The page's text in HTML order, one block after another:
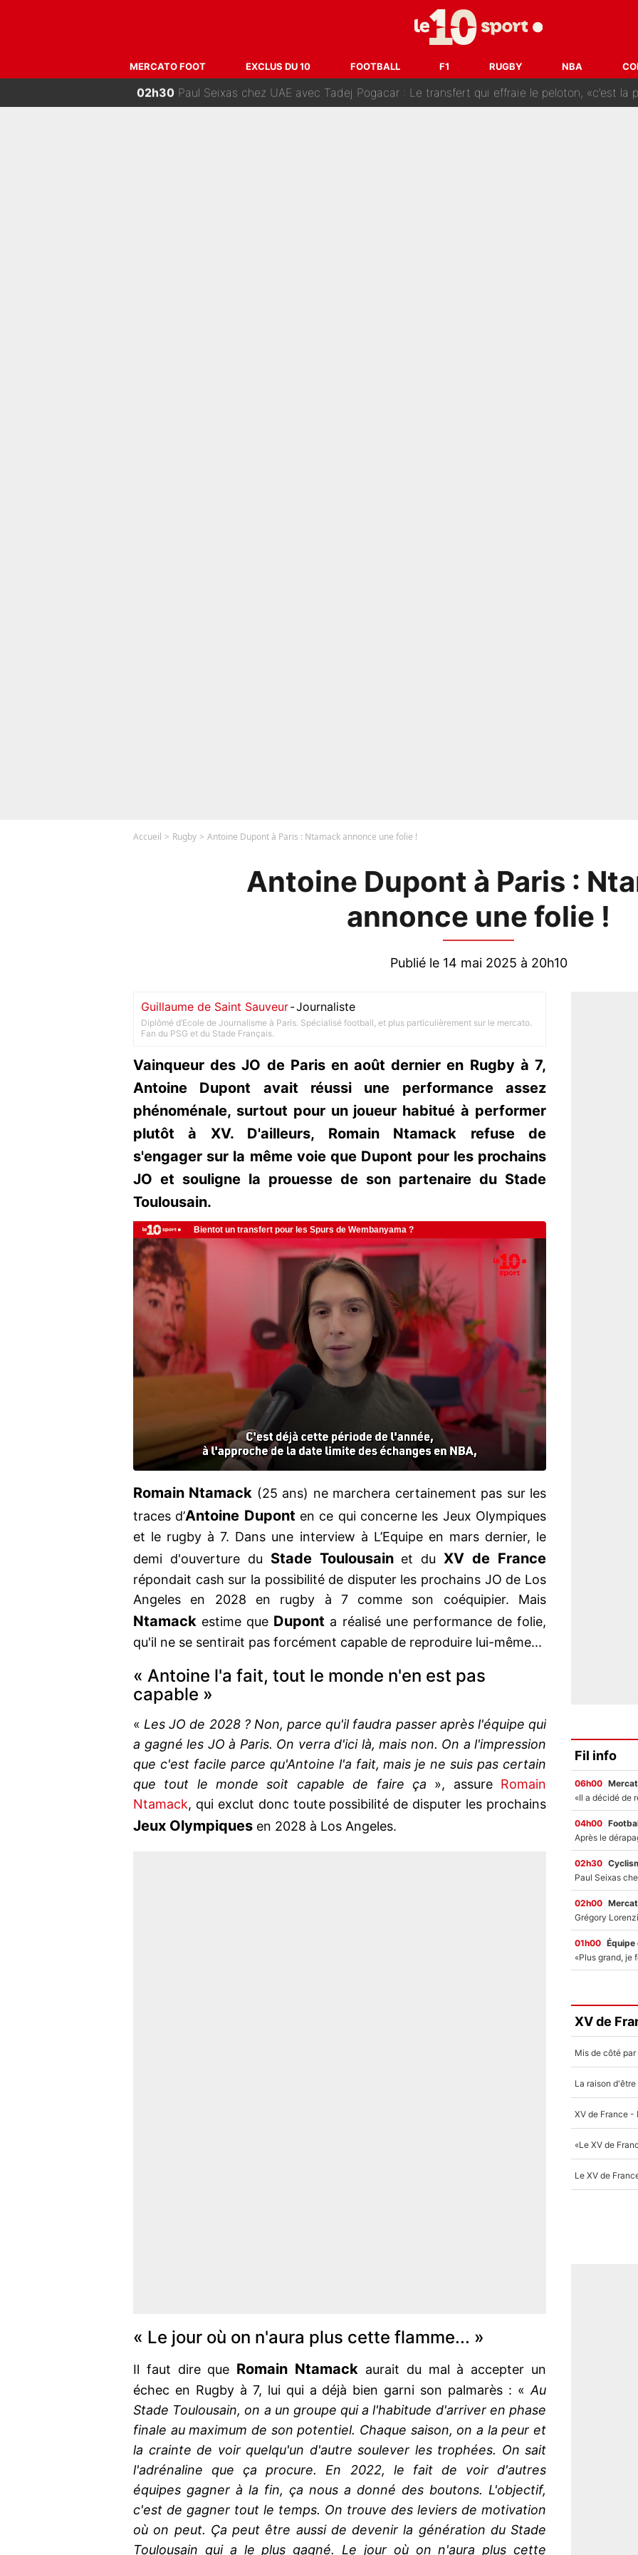
MERCATO FOOT EXCLUS DU 10 FOOTBALL F1 RUGBY NBA
«Il a décidé de rester au PSG» : Les coulisses de la décision de Lucas Chevalier pour
02h30 Paul Seixas chez UAE avec Tadej Pogacar : Le transfert qui effraie le peloton, «c’est la
Accueil Rugby Antoine Dupont à Paris : Ntamack annonce une folie !
Antoine Dupont à Paris :
annonce une folie !
Publié le 14 mai 2025 à 20h10
Guillaume de Saint Sauveur-Journaliste
Diplômé d’Ecole de Journalisme à Paris. Spécialisé football, et plus particulièrement sur le mercato.
Fan du PSG et du Stade Français.
Vainqueur des JO de Paris en août dernier en Rugby à 7,
Antoine Dupont avait réussi une performance assez
phénoménale, surtout pour un joueur habitué à performer
plutôt à XV. D'ailleurs, Romain Ntamack refuse de
s'engager sur la même voie que Dupont pour les prochains
JO et souligne la prouesse de son partenaire du Stade
Toulousain.
Romain Ntamack (25 ans) ne marchera certainement pas sur les
traces d’Antoine Dupont en ce qui concerne les Jeux Olympiques
et le rugby à 7. Dans une interview à L’Equipe en mars dernier, le
demi d'ouverture du Stade Toulousain et duXV de France
répondait cash sur la possibilité de disputer les prochains JO de Los
Angeles en 2028 en rugby à 7 comme son coéquipier. Mais
Ntamack estime que Dupont a réalisé une performance de folie,
qu'il ne se sentirait pas forcément capable de reproduire lui-même...
« Antoine l'a fait, tout le monde n'en est pas
capable »
«Les JO de 2028 ? Non, parce qu'il faudra passer après l'équipe qui
a gagné les JO à Paris. On verra d'ici là, mais non. On a l'impression
que c'est facile parce qu'Antoine l'a fait, mais je ne suis pas certain
que tout le monde soit capable de faire ça », assure Romain
Ntamack, qui exclut donc toute possibilité de disputer les prochains
Jeux Olympiques en 2028 à Los Angeles.
« Le jour où on n'aura plus cette flamme... »
Il faut dire que Romain Ntamack aurait du mal à accepter un
échec en Rugby à 7, lui qui a déjà bien garni son palmarès : «Au
Stade Toulousain, on a un groupe qui a l'habitude d'arriver en phase
finale au maximum de son potentiel. Chaque saison, on a la peur et
la crainte de voir quelqu'un d'autre soulever les trophées. On sait
l'adrénaline que ça procure. En 2022, le fait de voir d'autres
équipes gagner à la fin, ça nous a donné des boutons. L'objectif,
c'est de gagner tout le temps. On trouve des leviers de motivation
où on peut. Ça peut être aussi de devenir la génération du Stade
Toulousain qui a le plus gagné. Le jour où on n'aura plus cette
Fil info
06h00
04h00
02h30
02h00
01h00 Équipe
XV de